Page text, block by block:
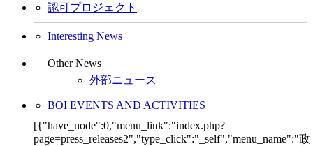
認可プロジェクト
Interesting News
Other News
外部ニュース
BOI EVENTS AND ACTIVITIES
[{"have_node":0,"menu_link":"index.php?
page=press_releases2","type_click":"_self","menu_name":"政